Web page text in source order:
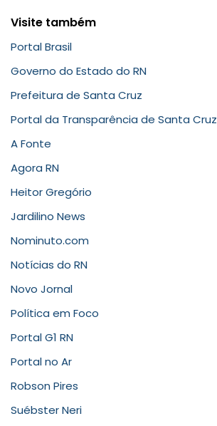
Visite também
Portal Brasil
Governo do Estado do RN
Prefeitura de Santa Cruz
Portal da Transparência de Santa Cruz
A Fonte
Agora RN
Heitor Gregório
Jardilino News
Nominuto.com
Notícias do RN
Novo Jornal
Política em Foco
Portal G1 RN
Portal no Ar
Robson Pires
Suébster Neri